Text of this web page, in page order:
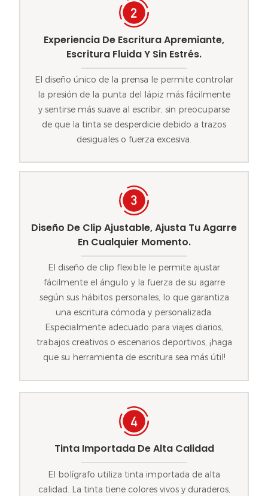
Experiencia De Escritura Apremiante,
Escritura Fluida Y Sin Estrés.
El diseño único de la prensa le permite controlar
la presión de la punta del lápiz más fácilmente
y sentirse más suave al escribir, sin preocuparse
de que la tinta se desperdicie debido a trazos
desiguales o fuerza excesiva.
Diseño De Clip Ajustable, Ajusta Tu Agarre
En Cualquier Momento.
El diseño de clip flexible le permite ajustar
fácilmente el ángulo y la fuerza de su agarre
según sus hábitos personales, lo que garantiza
una escritura cómoda y personalizada.
Especialmente adecuado para viajes diarios,
trabajos creativos o escenarios deportivos, ¡haga
que su herramienta de escritura sea más útil!
Tinta Importada De Alta Calidad
El bolígrafo utiliza tinta importada de alta
calidad. La tinta tiene colores vivos y duraderos,